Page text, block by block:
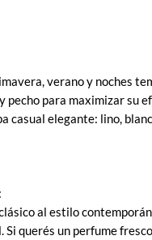
verano y noches
pecho para maximizar su
casual elegante: lino,
al estilo
querés un perfume